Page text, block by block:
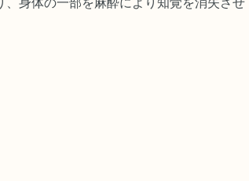
身体の一部を麻酔により知覚を消失させ